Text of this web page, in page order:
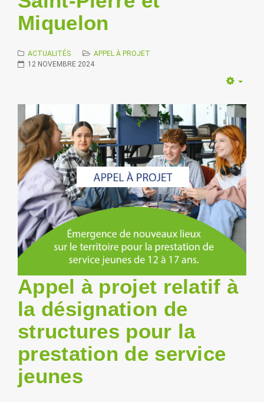
Miquelon
ACTUALITÉS
APPEL À PROJET
12 NOVEMBRE 2024
Appel à projet relatif à
la désignation de
structures pour la
prestation de service
jeunes